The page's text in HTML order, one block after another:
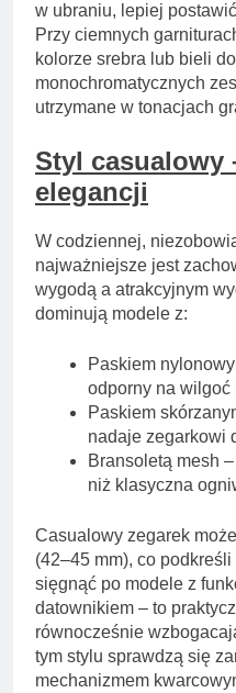
w ubraniu, lepiej
Przy ciemnych
kolorze srebra lub bieli
monochromatycznych
utrzymane w tonacjach
Styl casualowy
elegancji
W codziennej,
najważniejsze jest
wygodą a atrakcyjnym
dominują modele z:
Paskiem
odporny na wilgoć
Paskiem
nadaje zegarkowi
Bransoletą mesh
niż klasyczna
Casualowy zegarek
(42–45 mm), co
sięgnąć po modele z
datownikiem – to
równocześnie
tym stylu sprawdzą się
mechanizmem